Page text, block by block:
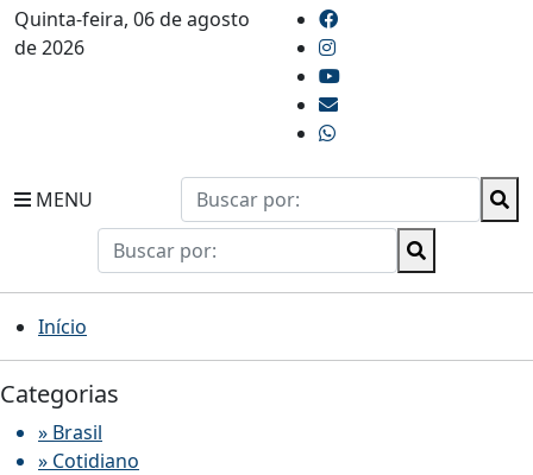
Quinta-feira, 06 de agosto
de 2026
MENU
Início
Categorias
» Brasil
» Cotidiano